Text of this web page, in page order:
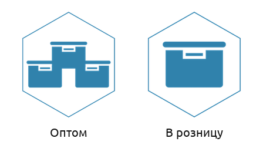
Оптом В розницу